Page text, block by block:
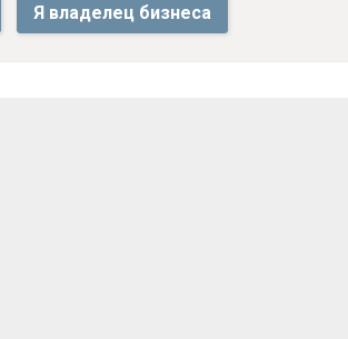
Я владелец бизнеса